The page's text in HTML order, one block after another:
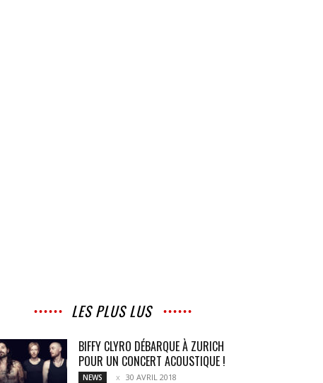
LES PLUS LUS
BIFFY CLYRO DÉBARQUE À ZURICH
POUR UN CONCERT ACOUSTIQUE !
NEWS 30 AVRIL 2018